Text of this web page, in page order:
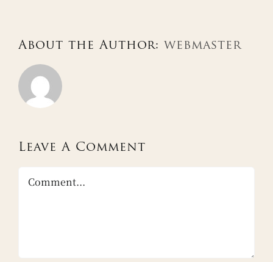
About the Author: webmaster
Leave A Comment